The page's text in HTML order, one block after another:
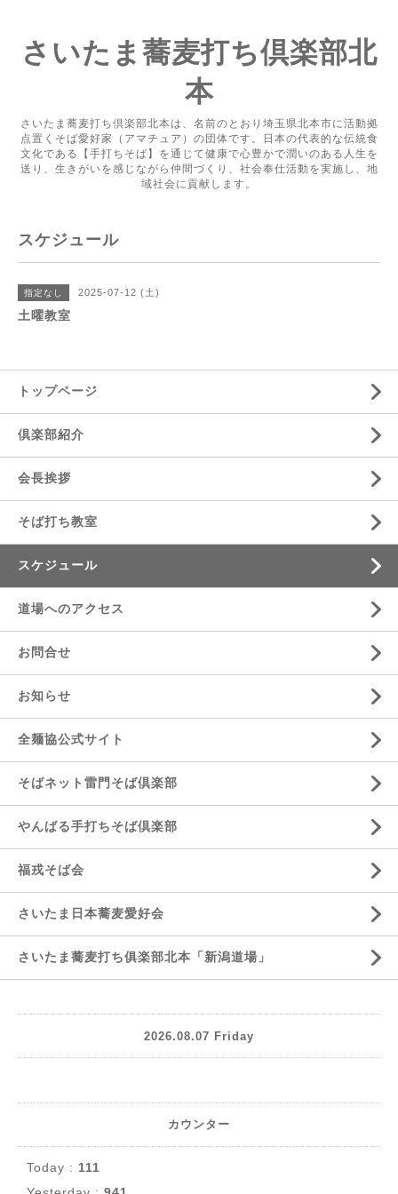
さいたま蕎麦打ち倶楽部北
本
さいたま蕎麦打ち倶楽部北本は、名前のとおり埼玉県北本市に活動拠
点置くそば愛好家（アマチュア）の団体です。日本の代表的な伝統食
文化である【手打ちそば】を通じて健康で心豊かで潤いのある人生を
送り、生きがいを感じながら仲間づくり、社会奉仕活動を実施し、地
域社会に貢献します。
スケジュール
指定なし 2025-07-12 (土)
土曜教室
トップページ
倶楽部紹介
会長挨拶
そば打ち教室
スケジュール
道場へのアクセス
お問合せ
お知らせ
全麺協公式サイト
そばネット雷門そば倶楽部
やんばる手打ちそば倶楽部
福戎そば会
さいたま日本蕎麦愛好会
さいたま蕎麦打ち俱楽部北本「新潟道場」
2026.08.07 Friday
カウンター
Today : 111